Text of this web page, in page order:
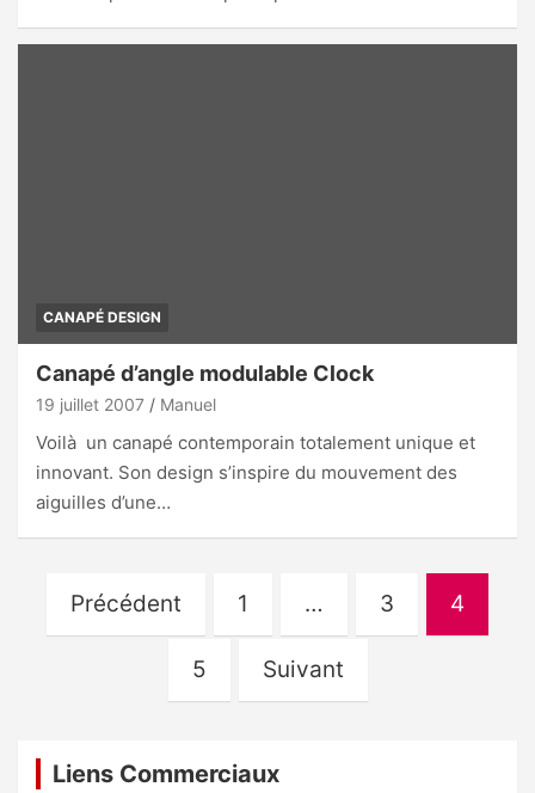
CANAPÉ DESIGN
Canapé d’angle modulable Clock
19 juillet 2007 Manuel
Voilà un canapé contemporain totalement unique et
innovant. Son design s’inspire du mouvement des
aiguilles d’une…
Pagination
des
publications
Précédent 1 … 3 4
5 Suivant
Liens Commerciaux